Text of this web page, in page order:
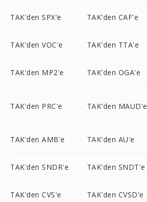
TAK'den SPX'e TAK'den CAF'e
TAK'den VOC'e TAK'den TTA'e
TAK'den MP2'e TAK'den OGA'e
TAK'den PRC'e TAK'den MAUD'e
TAK'den AMB'e TAK'den AU'e
TAK'den SNDR'e TAK'den SNDT'e
TAK'den CVS'e TAK'den CVSD'e